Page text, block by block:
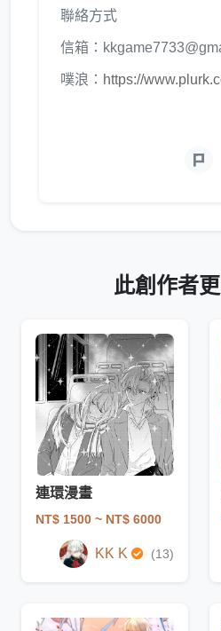
聯絡方式
信箱：
噗浪： https://
此創作者
連環漫畫
NT$ 1500 ~ NT$ 6000
KK K (13)